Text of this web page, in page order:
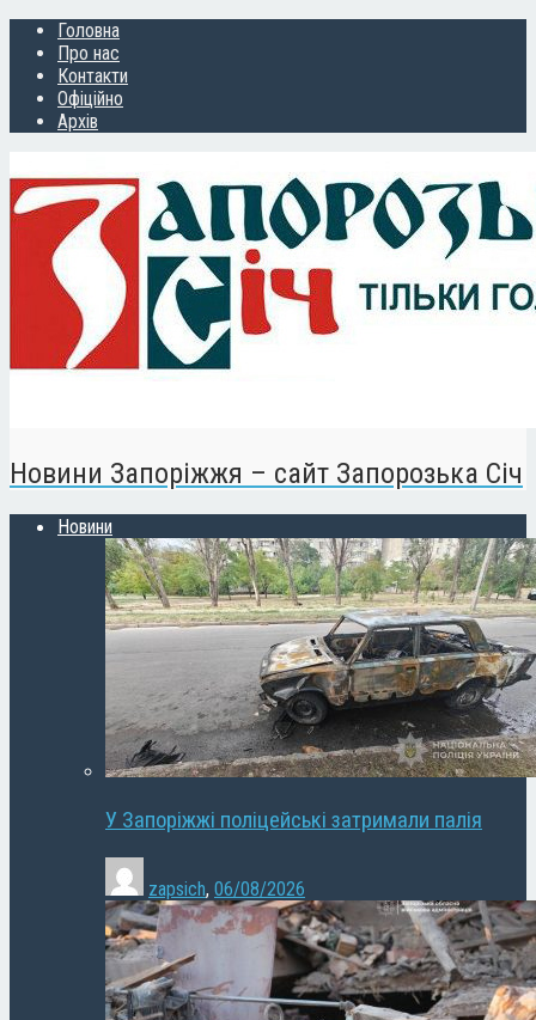
Головна
Про нас
Контакти
Офіційно
Архів
Новини Запоріжжя – сайт Запорозька Січ
Новини
У Запоріжжі поліцейські затримали палія
zapsich, 06/08/2026